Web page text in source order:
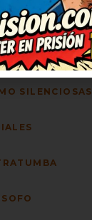
SILENCIOSAS